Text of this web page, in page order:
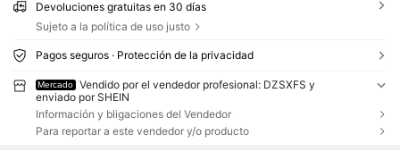
Devoluciones gratuitas en 30 días
Sujeto a la política de uso justo
Pagos seguros · Protección de la privacidad
Mercado
Vendido por el vendedor profesional: DZSXFS y
enviado por SHEIN
Información y bligaciones del Vendedor
Para reportar a este vendedor y/o producto